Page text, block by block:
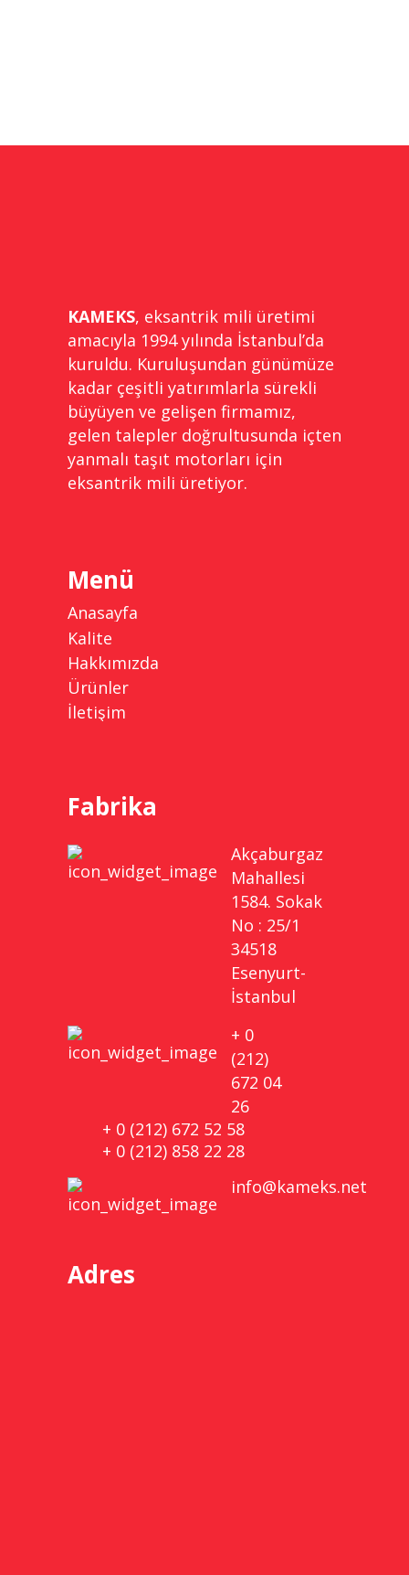
KAMEKS, eksantrik mili üretimi
amacıyla 1994 yılında İstanbul’da
kuruldu. Kuruluşundan günümüze
kadar çeşitli yatırımlarla sürekli
büyüyen ve gelişen firmamız,
gelen talepler doğrultusunda içten
yanmalı taşıt motorları için
eksantrik mili üretiyor.
Menü
Anasayfa
Kalite
Hakkımızda
Ürünler
İletişim
Fabrika
Akçaburgaz
Mahallesi
1584. Sokak
No : 25/1
34518
Esenyurt-
İstanbul
+ 0
(212)
672 04
26
+ 0 (212) 672 52 58
+ 0 (212) 858 22 28
info@kameks.net
Adres